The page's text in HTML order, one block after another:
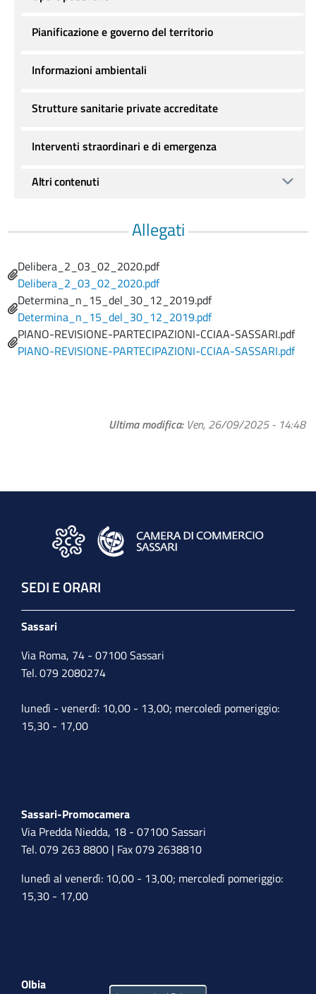
Allegati
Name
Delibera_2_03_02_2020.pdf
File
Delibera_2_03_02_2020.pdf
Name
Determina_n_15_del_30_12_2019.pdf
File
Determina_n_15_del_30_12_2019.pdf
Name
PIANO-REVISIONE-PARTECIPAZIONI-CCIAA-SASSARI.pdf
File
PIANO-REVISIONE-PARTECIPAZIONI-CCIAA-SASSARI.pdf
Ultima modifica Ven, 26/09/2025 - 14:48
Pianificazione e governo del territorio
Informazioni ambientali
Strutture sanitarie private accreditate
Interventi straordinari e di emergenza
Altri contenuti
SEDI E ORARI
Sassari
Via Roma, 74 - 07100 Sassari
Tel. 079 2080274
lunedì - venerdì: 10,00 - 13,00; mercoledì pomeriggio:
15,30 - 17,00
Sassari-Promocamera
Via Predda Niedda, 18 - 07100 Sassari
Tel. 079 263 8800 | Fax 079 2638810
lunedì al venerdì: 10,00 - 13,00; mercoledì pomeriggio:
15,30 - 17,00
Olbia